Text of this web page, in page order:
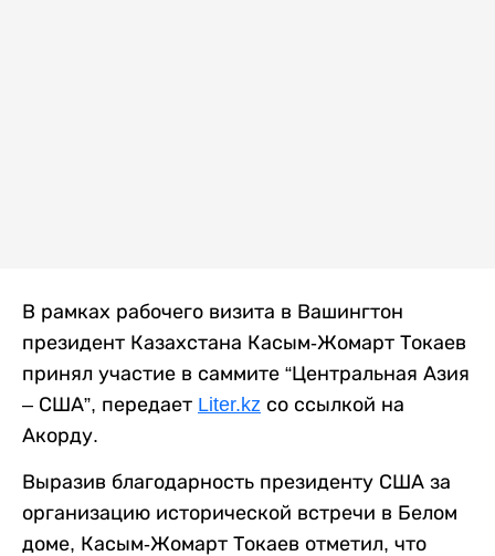
В рамках рабочего визита в Вашингтон
президент Казахстана Касым-Жомарт Токаев
принял участие в саммите “Центральная Азия
– США”, передает Liter.kz со ссылкой на
Акорду.
Выразив благодарность президенту США за
организацию исторической встречи в Белом
доме, Касым-Жомарт Токаев отметил, что